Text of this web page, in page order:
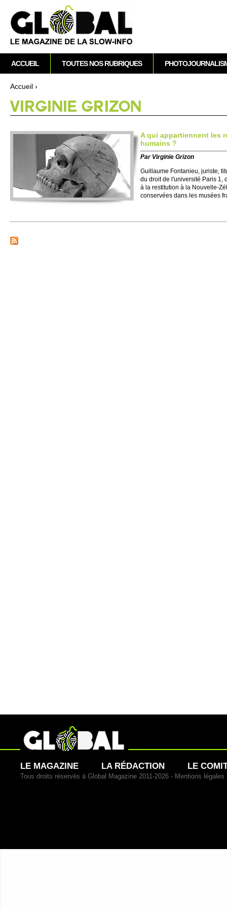
Vous êtes ici
Accueil ›
VI­RGINIE GRIZON
A qui apparti­ennent les
humains ?
Par Vi­rginie Grizon
Gui­llaume Fontanieu, juri­ste,
du droit de l'unive­rsité Paris 1,
à la res­ti­tution à la Nouve­lle-
conservées dans les musées
M
e
n
p
r
i
a
l
ACCUEIL TOUTES NOS RUBRIQUES
LE MAGAZINE LA RÉDACTION LE
Tous droits réservés à Global Magazine 2011-2026 - Mentions légales